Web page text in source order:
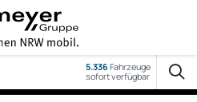
5.336Fahrzeuge
sofort verfügbar